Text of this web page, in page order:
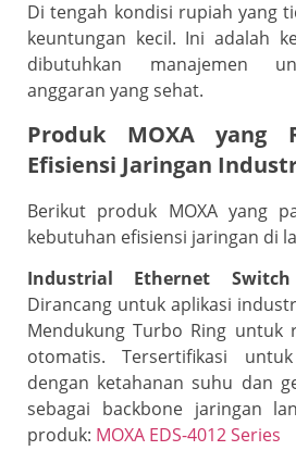
Di tengah kondisi rupiah yang
keuntungan kecil. Ini adalah
dibutuhkan manajemen
anggaran yang sehat.
Produk MOXA yang
Efisiensi Jaringan
Berikut produk MOXA yang
kebutuhan efisiensi jaringan di
Industrial Ethernet Switch
Dirancang untuk aplikasi
Mendukung Turbo Ring untuk
otomatis. Tersertifikasi
dengan ketahanan suhu dan
sebagai backbone jaringan
produk: MOXA EDS-4012 Series